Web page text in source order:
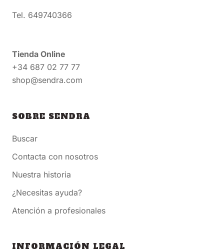
Tel. 649740366
Tienda Online
+34 687 02 77 77
shop@sendra.com
SOBRE SENDRA
Buscar
Contacta con nosotros
Nuestra historia
¿Necesitas ayuda?
Atención a profesionales
INFORMACIÓN LEGAL